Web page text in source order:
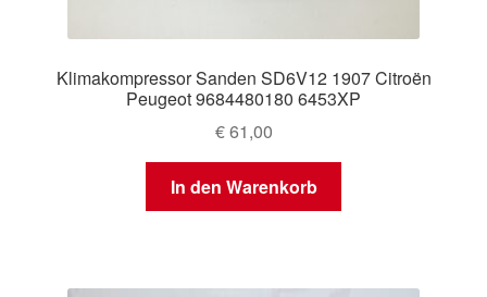
Klimakompressor Sanden SD6V12 1907 Citroën
Peugeot 9684480180 6453XP
€61,00
In den Warenkorb